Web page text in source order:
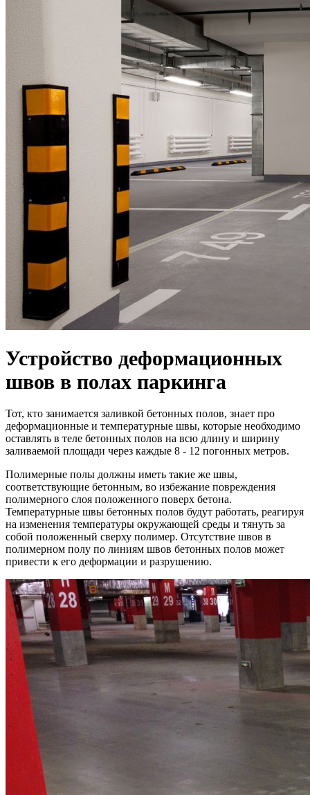
Устройство деформационных
швов в полах паркинга
Тот, кто занимается заливкой бетонных полов, знает про
деформационные и температурные швы, которые необходимо
оставлять в теле бетонных полов на всю длину и ширину
заливаемой площади через каждые 8 - 12 погонных метров.
Полимерные полы должны иметь такие же швы,
соответствующие бетонным, во избежание повреждения
полимерного слоя положенного поверх бетона.
Температурные швы бетонных полов будут работать, реагируя
на изменения температуры окружающей среды и тянуть за
собой положенный сверху полимер. Отсутствие швов в
полимерном полу по линиям швов бетонных полов может
привести к его деформации и разрушению.